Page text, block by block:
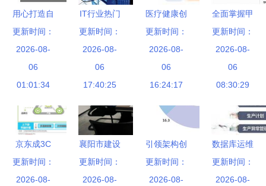
用心打造自
主品牌软
件，承友工
贸赋能企业
数字化转型
更新时间：
2026-08-
06
01:01:34
IT行业热门
岗位解析
数据库管理
及咨询服务
的价值与机
更新时间：
2026-08-
06
17:40:25
医疗健康创
业投资盘点
368起投资
事件、291
亿人民币融
管理咨询服
务的新趋势
更新时间：
2026-08-
06
16:24:17
全面掌握甲
骨文云 OCI
MySQL 服
务 从自动
运维到高效
库管理及咨
询实战指南
更新时间：
2026-08-
06
08:30:29
京东成3C
数码商用品
采购首选
更新时间：
2026-08-
襄阳市建设
工程咨询服
务行业协会
更新时间：
2026-08-
引领架构创
新之路 第
八届系统架
更新时间：
2026-08-
数据库运维
管理的五条
关键技术路
更新时间：
2026-08-